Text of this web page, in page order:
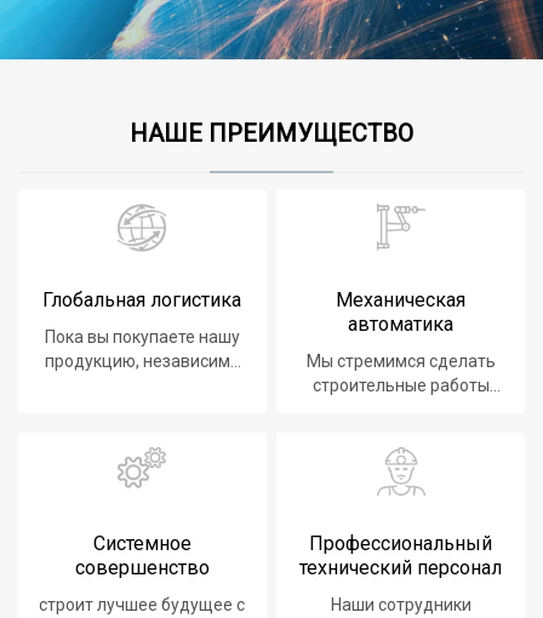
НАШЕ ПРЕИМУЩЕСТВО
Глобальная логистика
Пока вы покупаете нашу
продукцию, независимо
логистический сервис.
Механическая
автоматика
Мы стремимся сделать
строительные работы
Системное
совершенство
строит лучшее будущее с
Профессиональный
технический персонал
Наши сотрудники